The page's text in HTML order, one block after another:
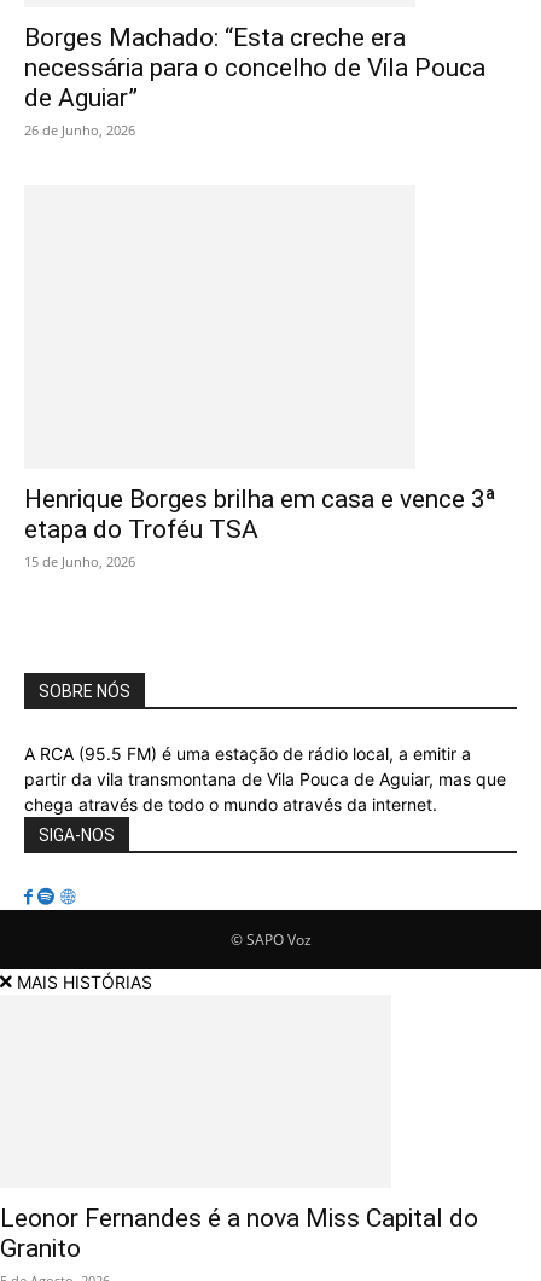
Borges Machado: “Esta creche era
necessária para o concelho de Vila Pouca
de Aguiar”
26 de Junho, 2026
Henrique Borges brilha em casa e vence 3ª
etapa do Troféu TSA
15 de Junho, 2026
SOBRE NÓS
A RCA (95.5 FM) é uma estação de rádio local, a emitir a
partir da vila transmontana de Vila Pouca de Aguiar, mas que
chega através de todo o mundo através da internet.
SIGA-NOS
© SAPO Voz
MAIS HISTÓRIAS
Leonor Fernandes é a nova Miss Capital do
Granito